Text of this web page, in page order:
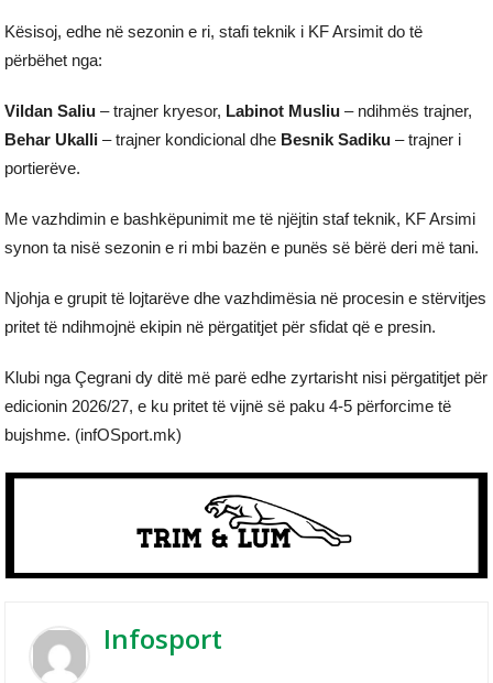
Kësisoj, edhe në sezonin e ri, stafi teknik i KF Arsimit do të
përbëhet nga:
Vildan Saliu – trajner kryesor, Labinot Musliu – ndihmës trajner,
Behar Ukalli – trajner kondicional dhe Besnik Sadiku – trajner i
portierëve.
Me vazhdimin e bashkëpunimit me të njëjtin staf teknik, KF Arsimi
synon ta nisë sezonin e ri mbi bazën e punës së bërë deri më tani.
Njohja e grupit të lojtarëve dhe vazhdimësia në procesin e stërvitjes
pritet të ndihmojnë ekipin në përgatitjet për sfidat që e presin.
Klubi nga Çegrani dy ditë më parë edhe zyrtarisht nisi përgatitjet për
edicionin 2026/27, e ku pritet të vijnë së paku 4-5 përforcime të
bujshme. (infOSport.mk)
Infosport